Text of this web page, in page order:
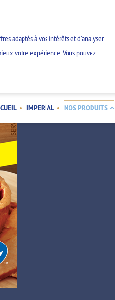
adaptés à vos intérêts et d’analyser
votre expérience. Vous pouvez
IMPERIAL NOS PRODUITS